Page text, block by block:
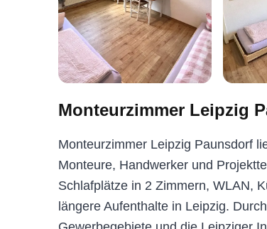
Monteurzimmer Leipzig
Monteurzimmer Leipzig Paunsdorf
Monteure, Handwerker und
Schlafplätze in 2 Zimmern, WLAN,
längere Aufenthalte in Leipzig.